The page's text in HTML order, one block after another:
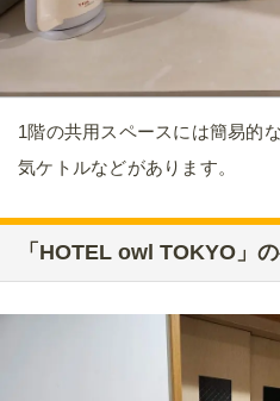
1階の共用スペースには簡易的
気ケトルなどがあります。
「HOTEL owl TOKYO」